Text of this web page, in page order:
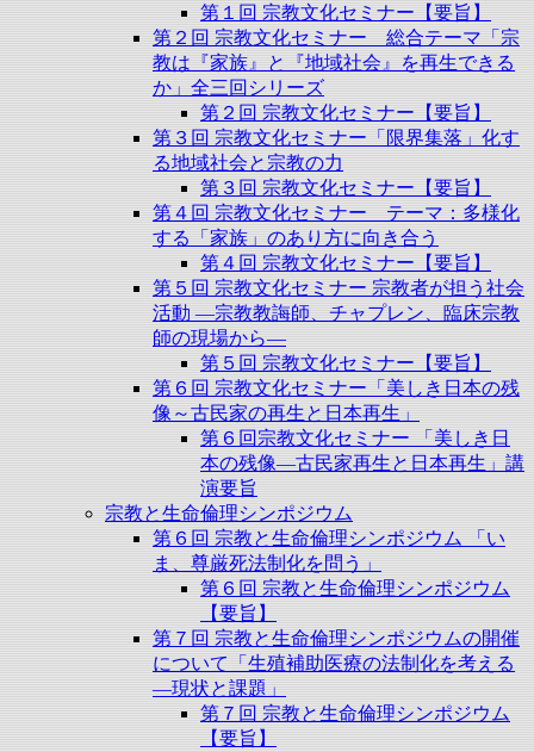
第１回 宗教文化セミナー【要旨】
第２回 宗教文化セミナー 総合テーマ「宗
教は『家族』と『地域社会』を再生できる
か」全三回シリーズ
第２回 宗教文化セミナー【要旨】
第３回 宗教文化セミナー「限界集落」化す
る地域社会と宗教の力
第３回 宗教文化セミナー【要旨】
第４回 宗教文化セミナー テーマ：多様化
する「家族」のあり方に向き合う
第４回 宗教文化セミナー【要旨】
第５回 宗教文化セミナー 宗教者が担う社会
活動 ―宗教教誨師、チャプレン、臨床宗教
師の現場から―
第５回 宗教文化セミナー【要旨】
第６回 宗教文化セミナー「美しき日本の残
像～古民家の再生と日本再生」
第６回宗教文化セミナー 「美しき日
本の残像―古民家再生と日本再生」講
演要旨
宗教と生命倫理シンポジウム
第６回 宗教と生命倫理シンポジウム 「い
ま、尊厳死法制化を問う」
第６回 宗教と生命倫理シンポジウム
【要旨】
第７回 宗教と生命倫理シンポジウムの開催
について「生殖補助医療の法制化を考える
―現状と課題」
第７回 宗教と生命倫理シンポジウム
【要旨】